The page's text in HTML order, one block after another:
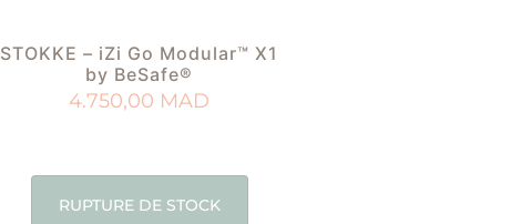
STOKKE – iZi Go Modular™ X1
by BeSafe®
4.750,00 MAD
RUPTURE DE STOCK